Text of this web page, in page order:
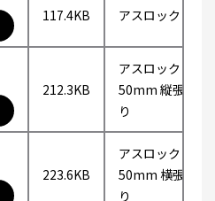
117.4KB アスロック
212.3KB
アスロック
50mm 縦張
り
223.6KB
アスロック
50mm 横張
り